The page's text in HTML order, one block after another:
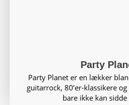
Party
Party Planet er en lækker
guitarrock, 80’er-klassikere
bare ikke kan